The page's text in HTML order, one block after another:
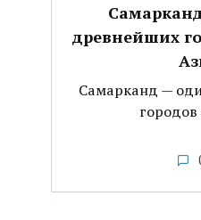
древнейших
Самарканд —